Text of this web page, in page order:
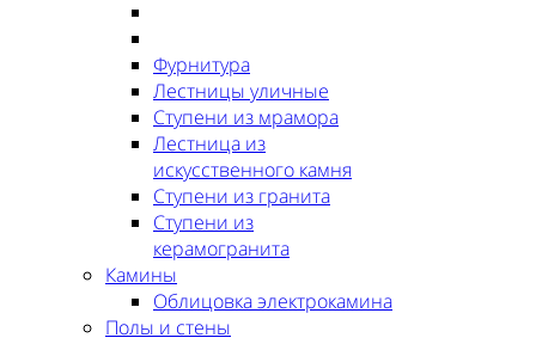
Фурнитура
Лестницы уличные
Ступени из мрамора
Лестница из
искусственного камня
Ступени из гранита
Ступени из
керамогранита
Камины
Облицовка электрокамина
Полы и стены